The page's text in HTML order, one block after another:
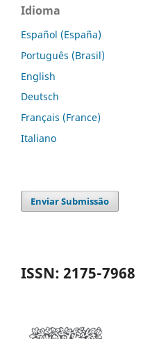
Idioma
Español (España)
Português (Brasil)
English
Deutsch
Français (France)
Italiano
Enviar Submissão
ISSN: 2175-7968